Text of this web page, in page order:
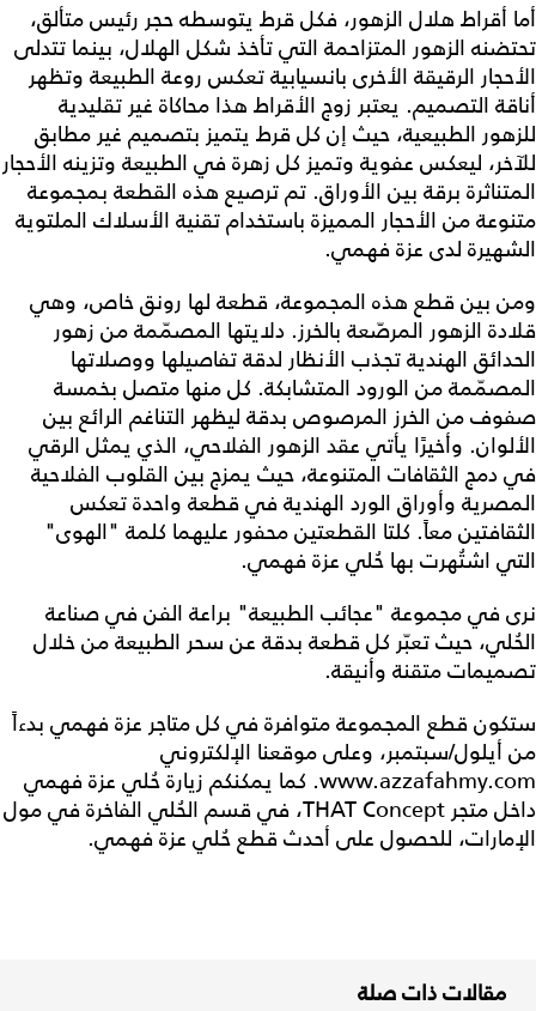
أما أقراط هلال الزهور، فكل قرط يتوسطه حجر رئيس متألق،
تحتضنه الزهور المتزاحمة التي تأخذ شكل الهلال، بينما تتدلى
الأحجار الرقيقة الأخرى بانسيابية تعكس روعة الطبيعة وتظهر
أناقة التصميم. يعتبر زوج الأقراط هذا محاكاة غير تقليدية
للزهور الطبيعية، حيث إن كل قرط يتميز بتصميم غير مطابق
للآخر، ليعكس عفوية وتميز كل زهرة في الطبيعة وتزينه الأحجار
المتناثرة برقة بين الأوراق. تم ترصيع هذه القطعة بمجموعة
متنوعة من الأحجار المميزة باستخدام تقنية الأسلاك الملتوية
الشهيرة لدى عزة فهمي.
ومن بين قطع هذه المجموعة، قطعة لها رونق خاص، وهي
قلادة الزهور المرصّعة بالخرز. دلايتها المصمّمة من زهور
الحدائق الهندية تجذب الأنظار لدقة تفاصيلها ووصلاتها
المصمّمة من الورود المتشابكة. كل منها متصل بخمسة
صفوف من الخرز المرصوص بدقة ليظهر التناغم الرائع بين
الألوان. وأخيرًا يأتي عقد الزهور الفلاحي، الذي يمثل الرقي
في دمج الثقافات المتنوعة، حيث يمزج بين القلوب الفلاحية
المصرية وأوراق الورد الهندية في قطعة واحدة تعكس
الثقافتين معاً. كلتا القطعتين محفور عليهما كلمة "الهوى"
التي اشتُهرت بها حُلي عزة فهمي.
نرى في مجموعة "عجائب الطبيعة" براعة الفن في صناعة
الحُلي، حيث تعبّر كل قطعة بدقة عن سحر الطبيعة من خلال
تصميمات متقنة وأنيقة.
ستكون قطع المجموعة متوافرة في كل متاجر عزة فهمي بدءاً
من أيلول/سبتمبر، وعلى موقعنا الإلكتروني
www.azzafahmy.com. كما يمكنكم زيارة حُلي عزة فهمي
داخل متجر THAT Concept، في قسم الحُلي الفاخرة في مول
الإمارات، للحصول على أحدث قطع حُلي عزة فهمي.
مقالات ذات صلة